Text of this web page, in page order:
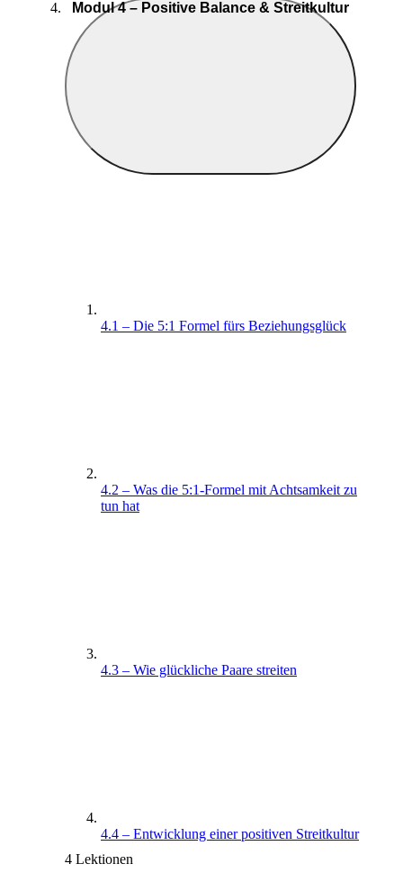
Modul 4 – Positive Balance & Streitkultur
4.1 – Die 5:1 Formel fürs Beziehungsglück
4.2 – Was die 5:1-Formel mit Achtsamkeit zu
tun hat
4.3 – Wie glückliche Paare streiten
4.4 – Entwicklung einer positiven Streitkultur
4 Lektionen